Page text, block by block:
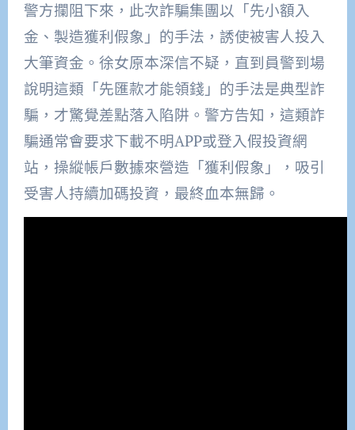
警方攔阻下來，此次詐騙集團以「先小額入
金、製造獲利假象」的手法，誘使被害人投入
大筆資金。徐女原本深信不疑，直到員警到場
說明這類「先匯款才能領錢」的手法是典型詐
騙，才驚覺差點落入陷阱。警方告知，這類詐
騙通常會要求下載不明APP或登入假投資網
站，操縱帳戶數據來營造「獲利假象」，吸引
受害人持續加碼投資，最終血本無歸。